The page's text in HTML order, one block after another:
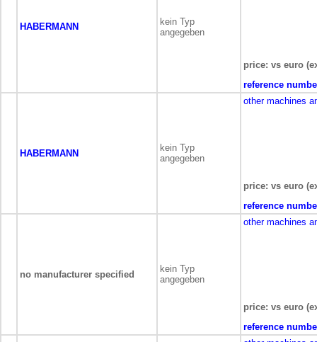
HABERMANN
kein Typ
angegeben
price: vs euro
reference
HABERMANN
kein Typ
angegeben
other machines
price: vs euro
reference
no manufacturer specified
kein Typ
angegeben
other machines
price: vs euro
reference